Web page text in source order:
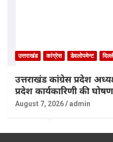
उत्तराखंड कांग्रेस डेवलोपमेन्ट
उत्तराखंड कांग्रेस प्रदेश
प्रदेश कार्यकारिणी की
August 7, 2026 admin